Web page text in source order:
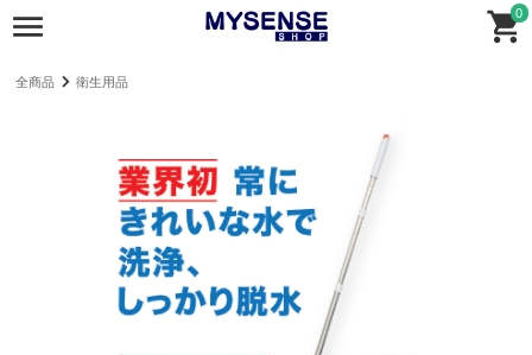
0
全商品 衛生用品